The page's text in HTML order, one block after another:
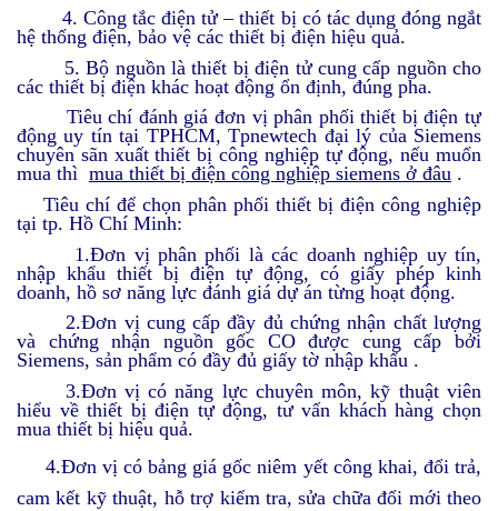
4. Công tắc điện tử – thiết bị có tác dụng đóng ngắt
hệ thống điện, bảo vệ các thiết bị điện hiệu quả.
5. Bộ nguồn là thiết bị điện tử cung cấp nguồn cho
các thiết bị điện khác hoạt động ổn định, đúng pha.
Tiêu chí đánh giá đơn vị phân phối thiết bị điện tự
động uy tín tại TPHCM, Tpnewtech đại lý của Siemens
chuyên sãn xuất thiết bị công nghiệp tự động, nếu muốn
mua thì mua thiết bị điện công nghiệp siemens ở đâu .
Tiêu chí để chọn phân phối thiết bị điện công nghiệp
tại tp. Hồ Chí Minh:
1.Đơn vị phân phối là các doanh nghiệp uy tín,
nhập khẩu thiết bị điện tự động, có giấy phép kinh
doanh, hồ sơ năng lực đánh giá dự án từng hoạt động.
2.Đơn vị cung cấp đầy đủ chứng nhận chất lượng
và chứng nhận nguồn gốc CO được cung cấp bởi
Siemens, sản phẩm có đầy đủ giấy tờ nhập khẩu .
3.Đơn vị có năng lực chuyên môn, kỹ thuật viên
hiểu về thiết bị điện tự động, tư vấn khách hàng chọn
mua thiết bị hiệu quả.
4.Đơn vị có bảng giá gốc niêm yết công khai, đổi trả,
cam kết kỹ thuật, hỗ trợ kiểm tra, sửa chữa đổi mới theo